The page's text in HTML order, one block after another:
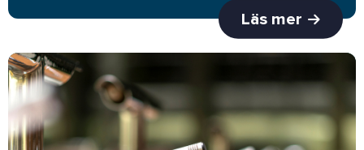
Läs mer